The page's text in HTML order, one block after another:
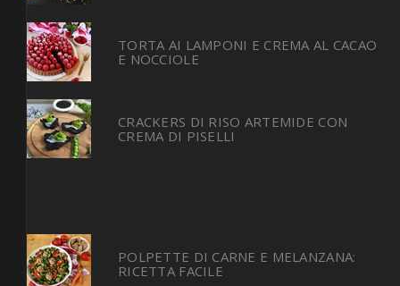
TORTA AI LAMPONI E CREMA AL CACAO
E NOCCIOLE
CRACKERS DI RISO ARTEMIDE CON
CREMA DI PISELLI
POLPETTE DI CARNE E MELANZANA:
RICETTA FACILE